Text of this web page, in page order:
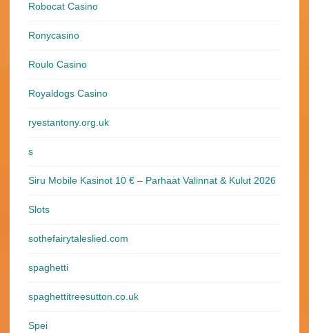
Robocat Casino
Ronycasino
Roulo Casino
Royaldogs Casino
ryestantony.org.uk
s
Siru Mobile Kasinot 10 € – Parhaat Valinnat & Kulut 2026
Slots
sothefairytaleslied.com
spaghetti
spaghettitreesutton.co.uk
Spei